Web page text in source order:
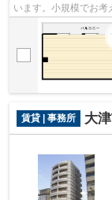
います。小規模でお考
賃貸 | 事務所 大